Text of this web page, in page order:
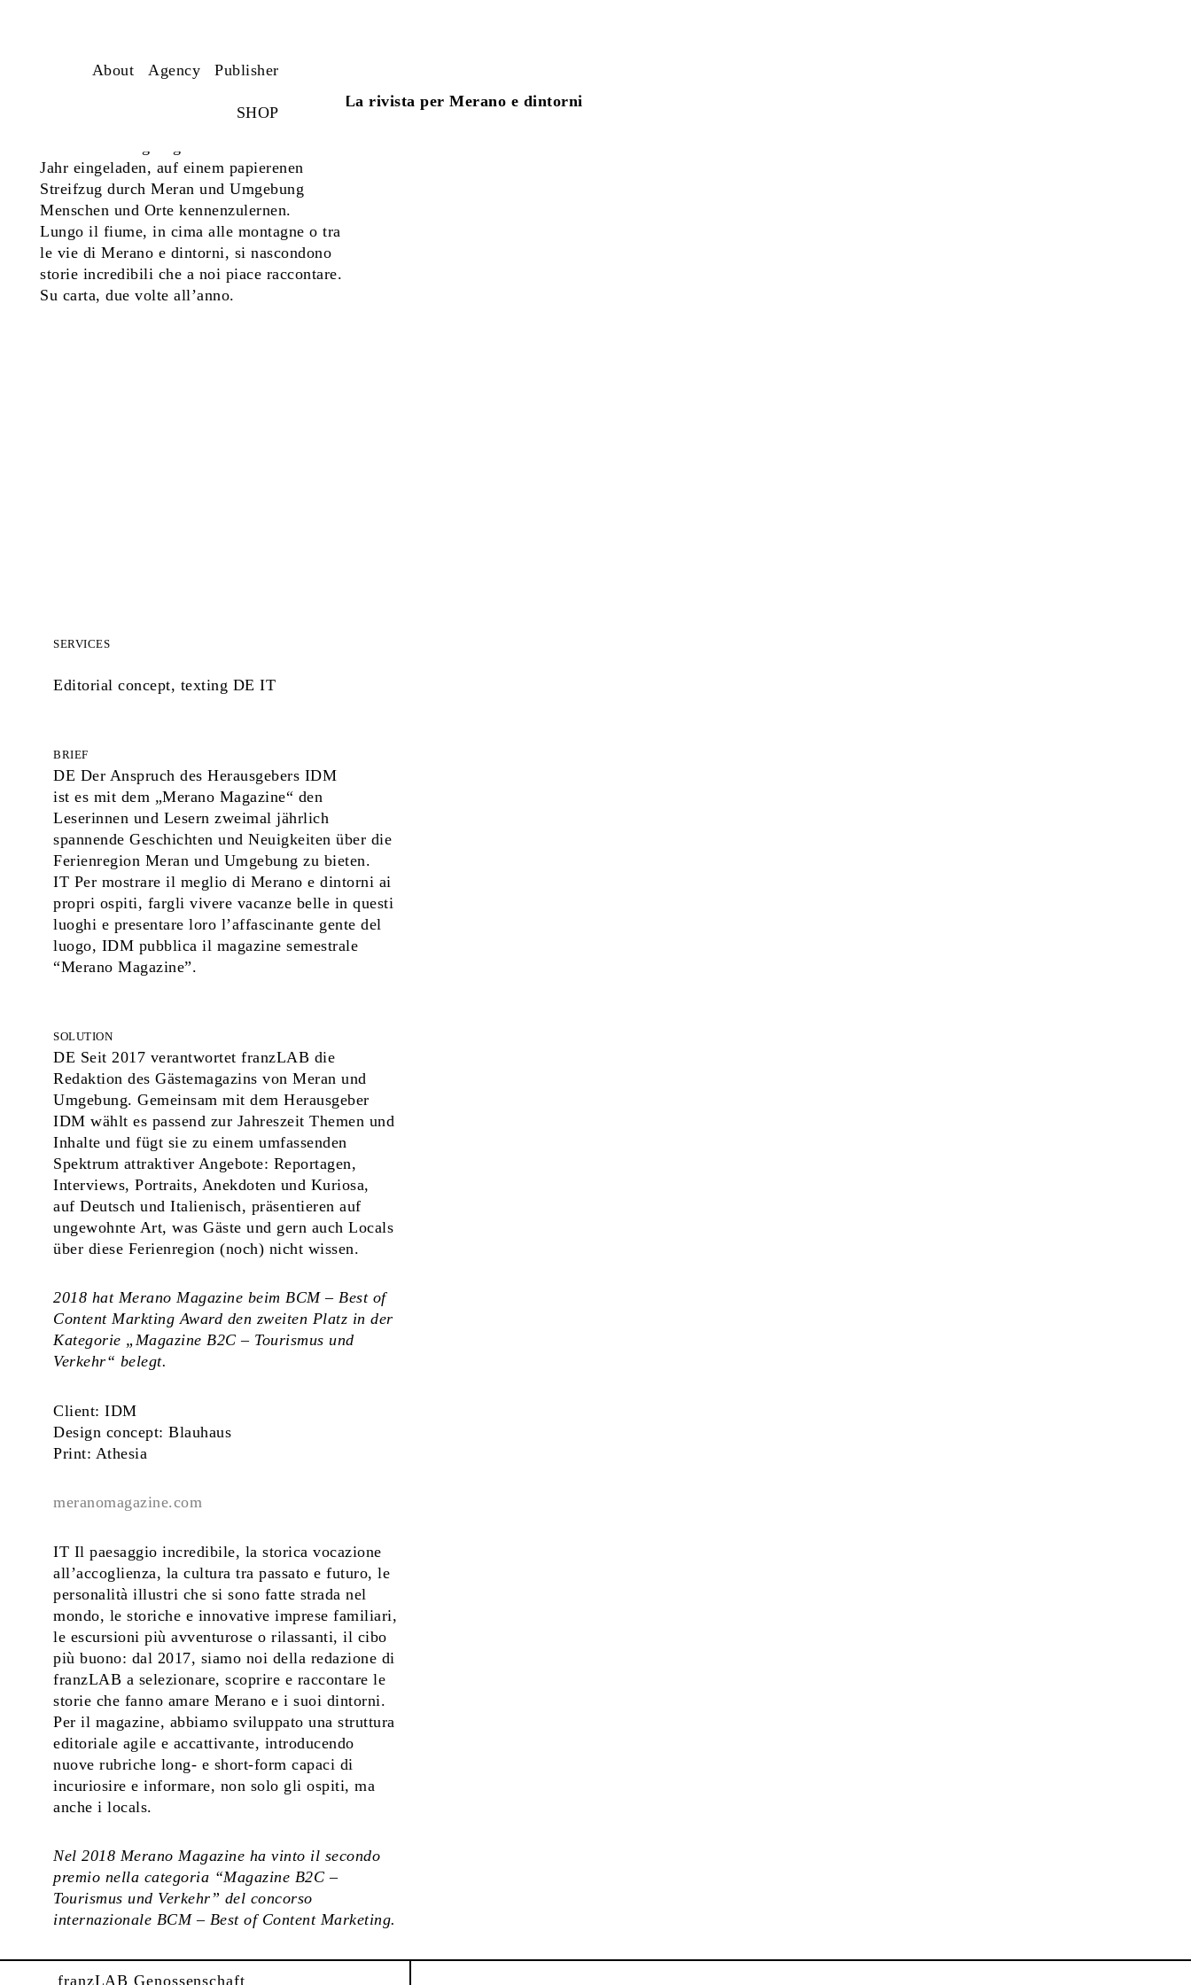
About Agency Publisher
SHOP
MERANO MAGAZINE
Das Magazin für Meran und Umgebung | La rivista per Merano e dintorni
Jahr eingeladen, auf einem papierenen
Streifzug durch Meran und Umgebung
Menschen und Orte kennenzulernen.
Lungo il fiume, in cima alle montagne o tra
le vie di Merano e dintorni, si nascondono
storie incredibili che a noi piace raccontare.
Su carta, due volte all’anno.
SERVICES
Editorial concept, texting DE IT
BRIEF
DE Der Anspruch des Herausgebers IDM
ist es mit dem „Merano Magazine“ den
Leserinnen und Lesern zweimal jährlich
spannende Geschichten und Neuigkeiten über die
Ferienregion Meran und Umgebung zu bieten.
IT Per mostrare il meglio di Merano e dintorni ai
propri ospiti, fargli vivere vacanze belle in questi
luoghi e presentare loro l’affascinante gente del
luogo, IDM pubblica il magazine semestrale
“Merano Magazine”.
SOLUTION
DE Seit 2017 verantwortet franzLAB die
Redaktion des Gästemagazins von Meran und
Umgebung. Gemeinsam mit dem Herausgeber
IDM wählt es passend zur Jahreszeit Themen und
Inhalte und fügt sie zu einem umfassenden
Spektrum attraktiver Angebote: Reportagen,
Interviews, Portraits, Anekdoten und Kuriosa,
auf Deutsch und Italienisch, präsentieren auf
ungewohnte Art, was Gäste und gern auch Locals
über diese Ferienregion (noch) nicht wissen.
2018 hat Merano Magazine beim BCM – Best of
Content Markting Award den zweiten Platz in der
Kategorie „Magazine B2C – Tourismus und
Verkehr“ belegt.
Client: IDM
Design concept: Blauhaus
Print: Athesia
meranomagazine.com
IT Il paesaggio incredibile, la storica vocazione
all’accoglienza, la cultura tra passato e futuro, le
personalità illustri che si sono fatte strada nel
mondo, le storiche e innovative imprese familiari,
le escursioni più avventurose o rilassanti, il cibo
più buono: dal 2017, siamo noi della redazione di
franzLAB a selezionare, scoprire e raccontare le
storie che fanno amare Merano e i suoi dintorni.
Per il magazine, abbiamo sviluppato una struttura
editoriale agile e accattivante, introducendo
nuove rubriche long- e short-form capaci di
incuriosire e informare, non solo gli ospiti, ma
anche i locals.
Nel 2018 Merano Magazine ha vinto il secondo
premio nella categoria “Magazine B2C –
Tourismus und Verkehr” del concorso
internazionale BCM – Best of Content Marketing.
franzLAB Genossenschaft